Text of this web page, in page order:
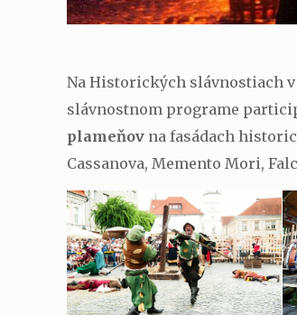
Na Historických slávnostiach
slávnostnom programe
plameňov na fasádach
Cassanova, Memento Mori,